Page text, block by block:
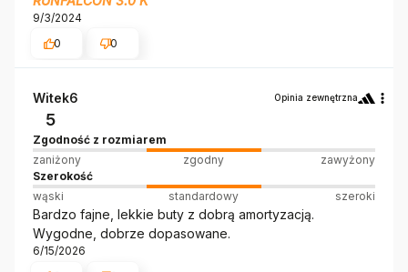
9/3/2024
0
0
Witek6 Opinia zewnętrzna
5
Zgodność z rozmiarem
zaniżony
zgodny
zawyżony
Szerokość
wąski
standardowy szeroki
Bardzo fajne, lekkie buty z dobrą amortyzacją.
Wygodne, dobrze dopasowane.
6/15/2026